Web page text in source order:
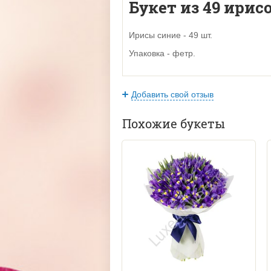
Букет из 49
Ирисы синие - 49 шт.
Упаковка - фетр.
Добавить свой отзыв
Похожие букеты